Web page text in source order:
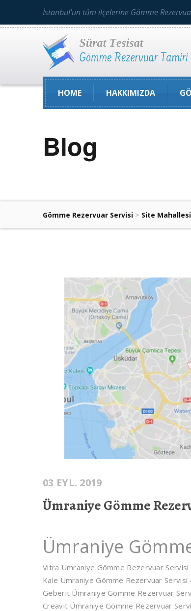
İstanbul'un tüm ilçelerine Gömme
HOME HAKKIMIZDA
Blog
Gömme Rezervuar Servisi > Site
03 EYL. 2019
Ümraniye Gömme
Ümraniye
Vitra Ümraniye Gömme Rezervuar
Kale Ümraniye Gömme Rezervuar Servisi
Geberit Ümraniye Gömme Rezervuar
Creavit Ümraniye Gömme Rezervuar